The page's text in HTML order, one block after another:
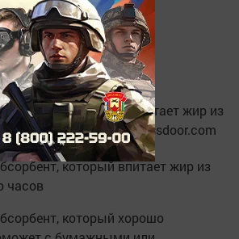
который впитает жир из
часов
который хорошо